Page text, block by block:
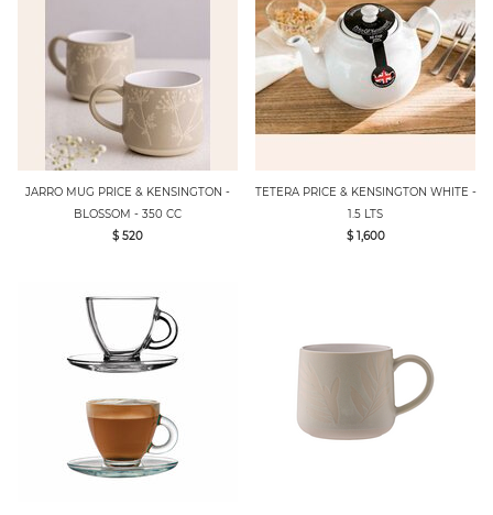
JARRO MUG PRICE & KENSINGTON -
BLOSSOM - 350 CC
$ 520
TETERA PRICE & KENSINGTON WHITE -
1.5 LTS
$ 1,600